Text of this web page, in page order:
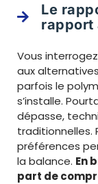
Le
rapport
Vous
aux
parfois le
s’installe.
dépasse,
traditionnelles.
préférences
la balance. En
part de